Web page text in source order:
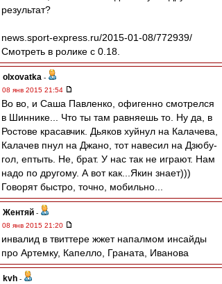
результат?
news.sport-express.ru/2015-01-08/772939/
Смотреть в ролике с 0.18.
olxovatka -
08 янв 2015 21:54
Во во, и Саша Павленко, офигенно смотрелся
в Шиннике... Что ты там равняешь то. Ну да, в
Ростове красавчик. Дьяков хуйнул на Калачева,
Калачев пнул на Джано, тот навесил на Дзюбу-
гол, ептыть. Не, брат. У нас так не играют. Нам
надо по другому. А вот как...Якин знает)))
Говорят быстро, точно, мобильно...
Жентяй -
08 янв 2015 21:20
инвалид в твиттере жжет напалмом инсайды
про Артемку, Капелло, Граната, Иванова
kvh -